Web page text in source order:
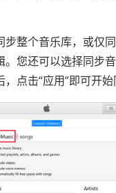
步整个音乐库，或仅
。您还可以选择同步
点击“应用”即可开始